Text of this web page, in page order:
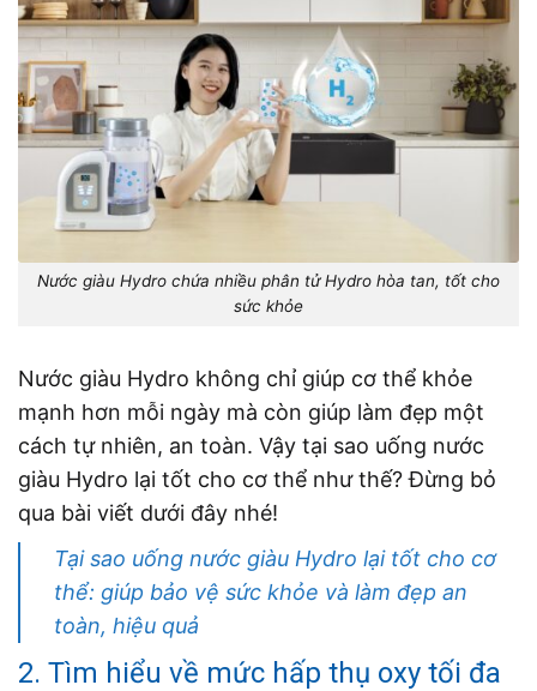
Nước giàu Hydro chứa nhiều phân tử Hydro hòa tan, tốt cho
sức khỏe
Nước giàu Hydro không chỉ giúp cơ thể khỏe
mạnh hơn mỗi ngày mà còn giúp làm đẹp một
cách tự nhiên, an toàn. Vậy tại sao uống nước
giàu Hydro lại tốt cho cơ thể như thế? Đừng bỏ
qua bài viết dưới đây nhé!
Tại sao uống nước giàu Hydro lại tốt cho cơ
thể: giúp bảo vệ sức khỏe và làm đẹp an
toàn, hiệu quả
2. Tìm hiểu về mức hấp thụ oxy tối đa